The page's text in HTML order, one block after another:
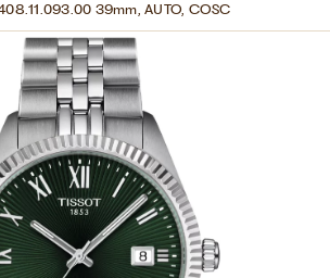
EDICE
39mm, AUTO, COSC